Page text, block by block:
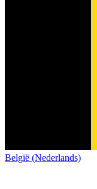
België (Nederlands)